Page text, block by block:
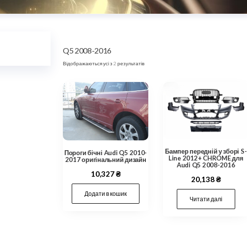
Q5 2008-2016
Відображаються усі з 2 результатів
Пороги бічні Audi Q5 2010-
2017 оригінальний дизайн
10,327₴
Додати в кошик
Бампер передній у зборі S-
Line 2012+ CHROME для
Audi Q5 2008-2016
20,138₴
Читати далі